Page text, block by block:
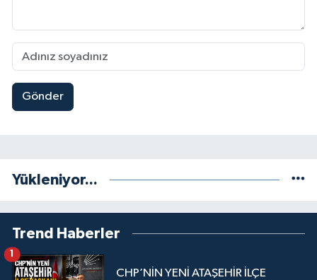
Gönder
Yükleniyor...
Trend Haberler
CHP’NİN YENİ ATAŞEHİR İLÇE
1